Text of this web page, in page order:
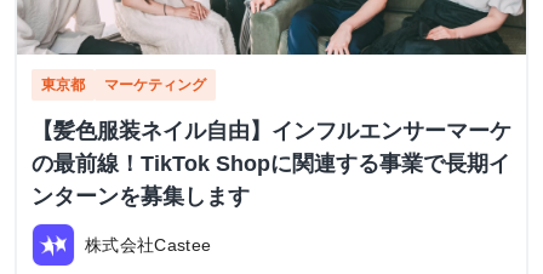
東京都 マーケティング
【髪色服装ネイル自由】インフルエンサーマーケ
の最前線！TikTok Shopに関連する事業で長期イ
ンターンを募集します
株式会社Castee